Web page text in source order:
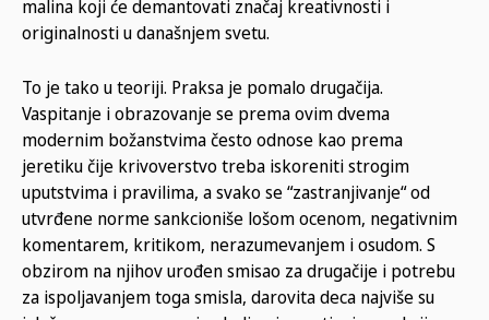
malina koji će demantovati značaj kreativnosti i
originalnosti u današnjem svetu.
To je tako u teoriji. Praksa je pomalo drugačija.
Vaspitanje i obrazovanje se prema ovim dvema
modernim božanstvima često odnose kao prema
jeretiku čije krivoverstvo treba iskoreniti strogim
uputstvima i pravilima, a svako se “zastranjivanje“ od
utvrđene norme sankcioniše lošom ocenom, negativnim
komentarem, kritikom, nerazumevanjem i osudom. S
obzirom na njihov urođen smisao za drugačije i potrebu
za ispoljavanjem toga smisla, darovita deca najviše su